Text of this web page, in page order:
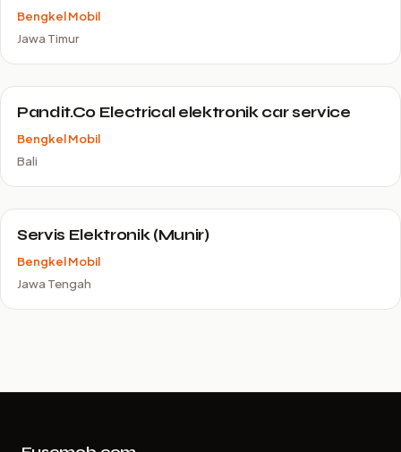
Bengkel Mobil
Jawa Timur
Pandit.Co Electrical elektronik car service
Bengkel Mobil
Bali
Servis Elektronik (Munir)
Bengkel Mobil
Jawa Tengah